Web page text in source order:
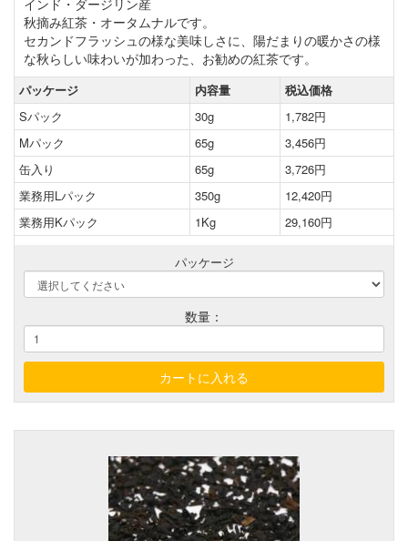
秋摘み紅茶・オータムナルです。
セカンドフラッシュの様な美味しさに、陽だまりの暖かさの様
な秋らしい味わいが加わった、お勧めの紅茶です。
パッケージ 内容量
税込価格
Sパック
30g
1,782円
Mパック
65g
3,456円
缶入り
65g
3,726円
業務用Lパック
350g
12,420円
業務用Kパック
1Kg 29,160円
パッケージ
数量：